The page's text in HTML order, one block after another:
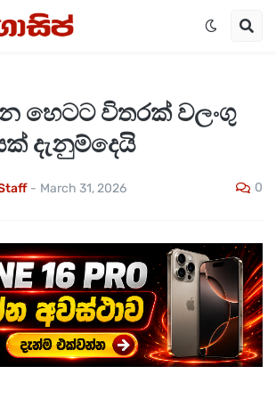
හෙටට විතරක් වලංගු
දැනුම්දෙයි
- March 31, 2026 0